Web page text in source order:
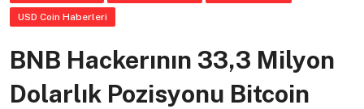
USD Coin Haberleri
BNB Hackerının 33,3 Milyon
Dolarlık Pozisyonu Bitcoin